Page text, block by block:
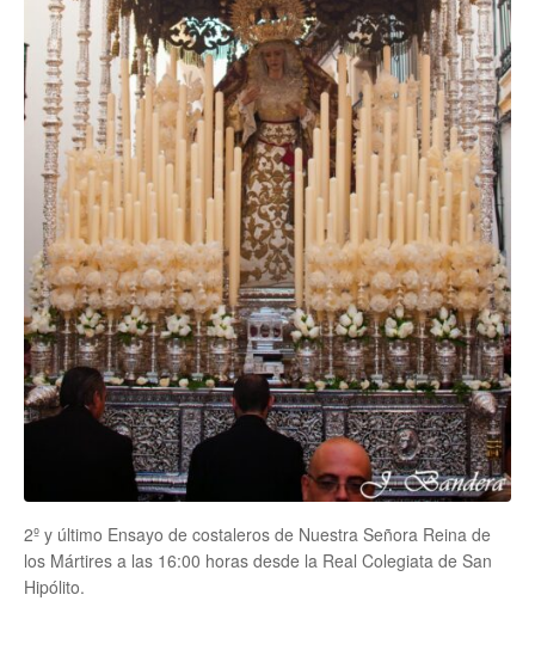
2º y último Ensayo de costaleros de Nuestra Señora Reina de
los Mártires a las 16:00 horas desde la Real Colegiata de San
Hipólito.